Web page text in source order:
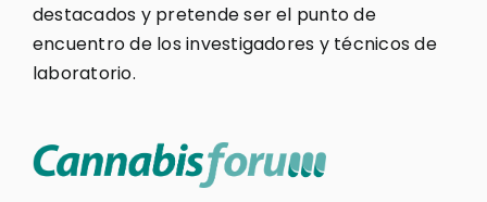
destacados y pretende ser el punto de
encuentro de los investigadores y técnicos de
laboratorio.